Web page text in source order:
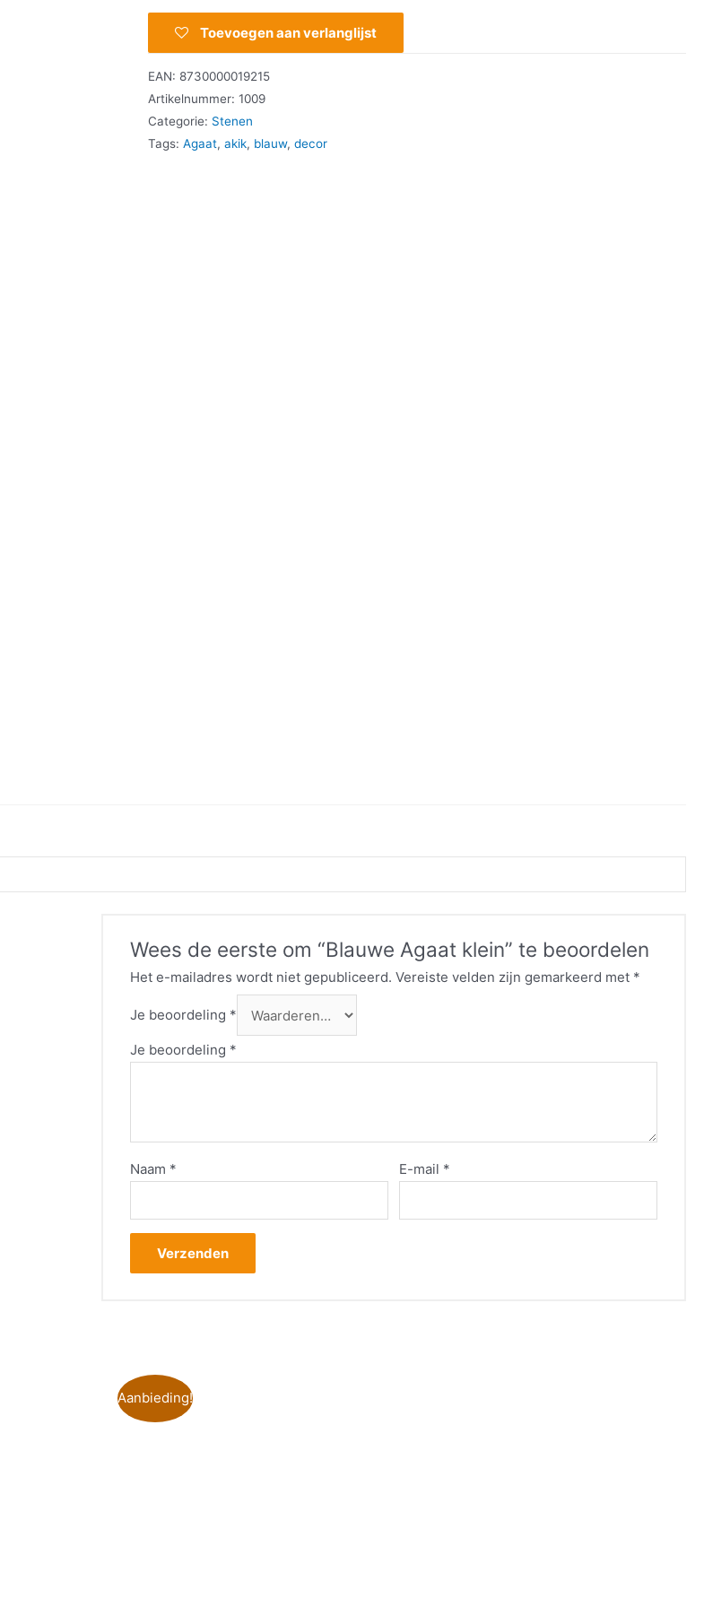
Toevoegen aan verlanglijst
EAN:8730000019215
Artikelnummer:1009
Categorie: Stenen
Tags:Agaat,akik, blauw,decor
Wees de eerste om “Blauwe Agaat klein” te beoordelen
Het e-mailadres wordt niet gepubliceerd. Vereiste velden zijn gemarkeerd met *
Je beoordeling *
Je beoordeling *
Naam * E-mail *
Aanbieding!